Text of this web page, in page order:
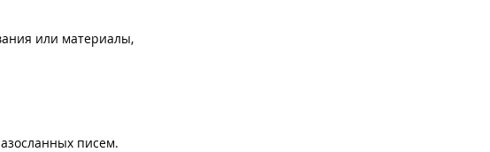
или материалы,
писем.